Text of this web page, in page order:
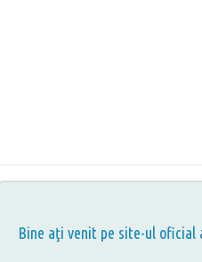
Bine aţi venit pe site-ul